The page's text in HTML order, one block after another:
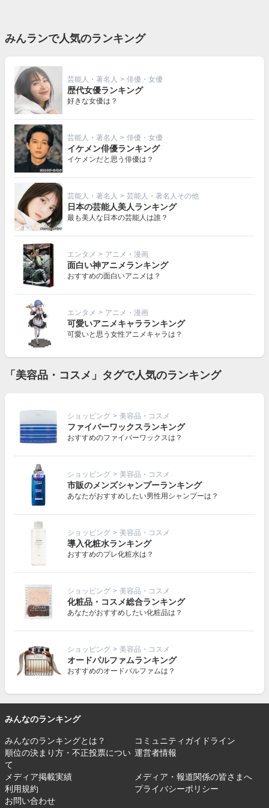
みんランで人気のランキング
芸能人・著名人 > 俳優・女優
歴代女優ランキング
好きな女優は？
芸能人・著名人 > 俳優・女優
イケメン俳優ランキング
イケメンだと思う俳優は？
芸能人・著名人 > 芸能人・著名人その他
日本の芸能人美人ランキング
最も美人な日本の芸能人は誰？
エンタメ > アニメ・漫画
面白い神アニメランキング
おすすめの面白いアニメは？
エンタメ > アニメ・漫画
可愛いアニメキャラランキング
可愛いと思う女性アニメキャラは？
「美容品・コスメ」タグで人気のランキング
ショッピング > 美容品・コスメ
ファイバーワックスランキング
おすすめのファイバーワックスは？
ショッピング > 美容品・コスメ
市販のメンズシャンプーランキング
あなたがおすすめしたい男性用シャンプーは？
ショッピング > 美容品・コスメ
導入化粧水ランキング
おすすめのプレ化粧水は？
ショッピング > 美容品・コスメ
化粧品・コスメ総合ランキング
あなたがおすすめしたい化粧品は？
ショッピング > 美容品・コスメ
オードパルファムランキング
おすすめのオードパルファムは？
みんなのランキング
みんなのランキングとは？
コミュニティガイドライン
順位の決まり方・不正投票につい
て
運営者情報
メディア掲載実績
メディア・報道関係の皆さまへ
利用規約
プライバシーポリシー
お問い合わせ